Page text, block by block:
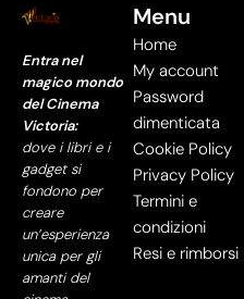
Entra nel
magico mondo
del Cinema
Victoria:
dove i libri e i
gadget si
fondono per
creare
un’esperienza
unica per gli
amanti del
Menu
Home
My account
Password
dimenticata
Cookie Policy
Privacy Policy
Termini e
condizioni
Resi e rimborsi